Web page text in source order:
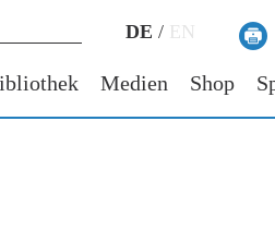
DE / EN
Medien Shop